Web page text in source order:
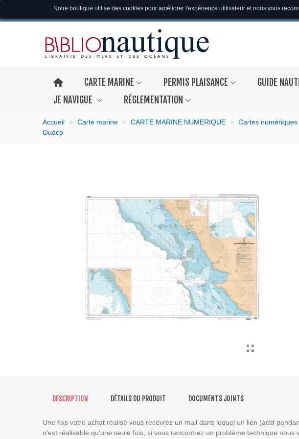
Notre boutique utilise des cookies pour améliorer l'expérience utilisateur et nous vous
CARTE MARINE PERMIS PLAISANCE GUIDE
JE NAVIGUE
RÉGLEMENTATION
Accueil > Carte marine > CARTE MARINE NUMERIQUE > Cartes numériques
Ouaco
DESCRIPTION DÉTAILS DU PRODUIT DOCUMENTS JOINTS
Une fois votre achat réalisé vous recevrez un mail dans lequel un lien (actif
n'est réalisable qu'une seule fois, si vous rencontrez un problème technique